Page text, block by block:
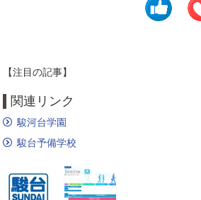
【注目の記事】
関連リンク
駿河台学園
駿台予備学校